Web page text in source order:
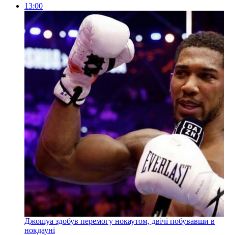
13:00
Джошуа здобув перемогу нокаутом, двічі побувавши в
нокдауні